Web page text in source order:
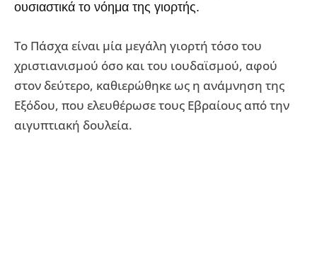
ουσιαστικά το νόημα της γιορτής.
Το Πάσχα είναι μία μεγάλη γιορτή τόσο του
χριστιανισμού όσο και του ιουδαϊσμού, αφού
στον δεύτερο, καθιερώθηκε ως η ανάμνηση της
Εξόδου, που ελευθέρωσε τους Εβραίους από την
αιγυπτιακή δουλεία.